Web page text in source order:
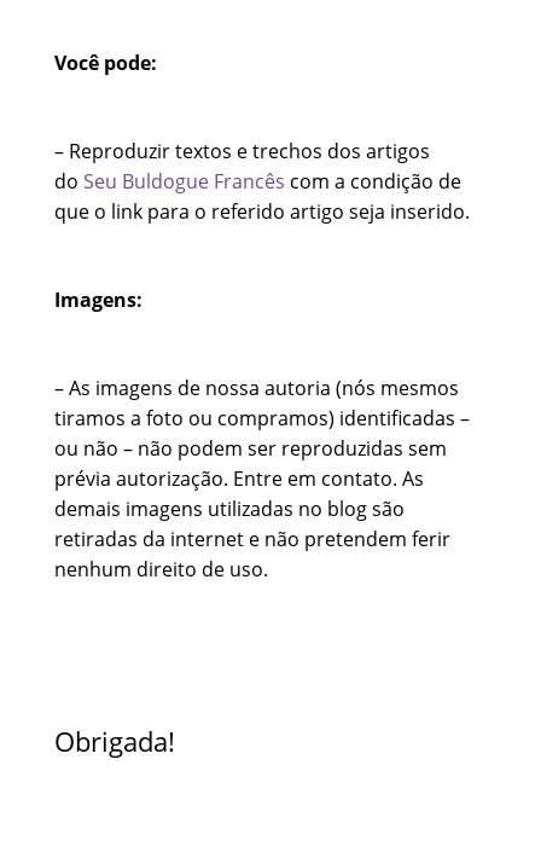
Você pode:
– Reproduzir textos e trechos dos artigos
do Seu Buldogue Francês com a condição de
que o link para o referido artigo seja inserido.
Imagens:
– As imagens de nossa autoria (nós mesmos
tiramos a foto ou compramos) identificadas –
ou não – não podem ser reproduzidas sem
prévia autorização. Entre em contato. As
demais imagens utilizadas no blog são
retiradas da internet e não pretendem ferir
nenhum direito de uso.
Obrigada!